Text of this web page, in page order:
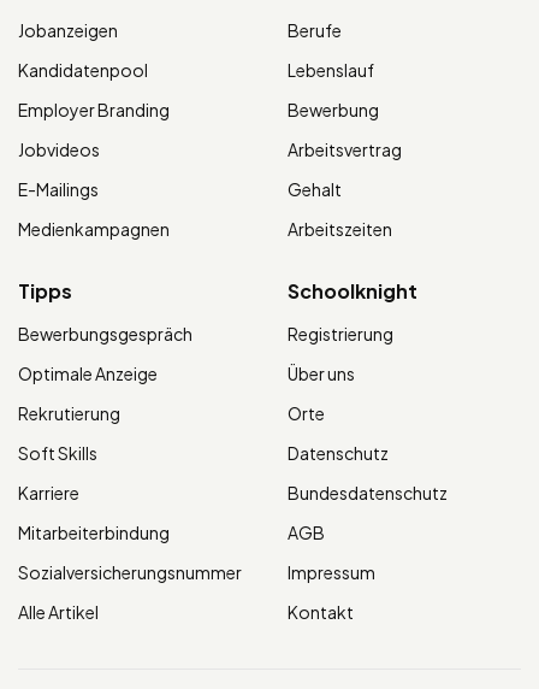
Jobanzeigen
Kandidatenpool
Employer Branding
Jobvideos
E-Mailings
Medienkampagnen
Berufe
Lebenslauf
Bewerbung
Arbeitsvertrag
Gehalt
Arbeitszeiten
Tipps
Bewerbungsgespräch
Optimale Anzeige
Rekrutierung
Soft Skills
Karriere
Mitarbeiterbindung
Sozialversicherungsnummer
Alle Artikel
Schoolknight
Registrierung
Über uns
Orte
Datenschutz
Bundesdatenschutz
AGB
Impressum
Kontakt